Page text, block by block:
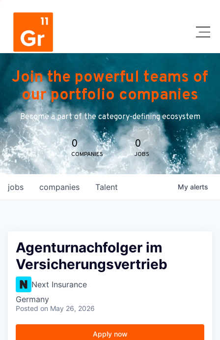
Join the powerful teams of
our portfolio companies
Become a part of the category-defining ecosystem
0
COMPANIES
0
JOBS
jobs companies Talent My alerts
Agenturnachfolger im
Versicherungsvertrieb
Next Insurance
Germany
Posted on May 26, 2026
Apply now